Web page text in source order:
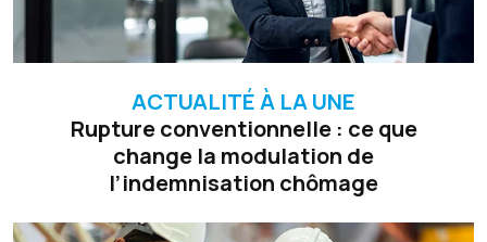
ACTUALITÉ À LA UNE
Rupture conventionnelle : ce que
change la modulation de
l’indemnisation chômage